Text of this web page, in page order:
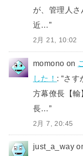
が、管理人
近…”
2月 21, 10:02
momono on
した！ : “さす
方幕僚長【輸
長…”
2月 7, 20:45
just_a_way